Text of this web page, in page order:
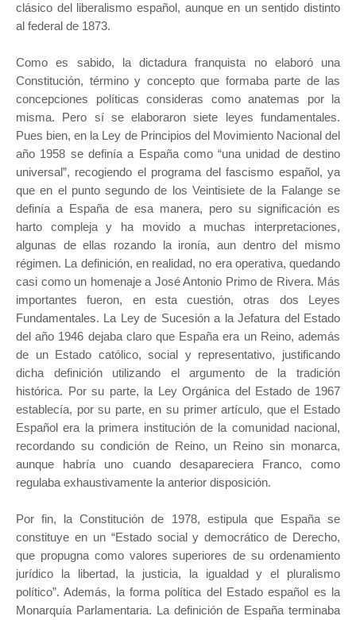
clásico del liberalismo español, aunque en un sentido distinto
al federal de 1873.
Como es sabido, la dictadura franquista no elaboró una
Constitución, término y concepto que formaba parte de las
concepciones políticas consideras como anatemas por la
misma. Pero sí se elaboraron siete leyes fundamentales.
Pues bien, en la Ley de Principios del Movimiento Nacional del
año 1958 se definía a España como “una unidad de destino
universal”, recogiendo el programa del fascismo español, ya
que en el punto segundo de los Veintisiete de la Falange se
definía a España de esa manera, pero su significación es
harto compleja y ha movido a muchas interpretaciones,
algunas de ellas rozando la ironía, aun dentro del mismo
régimen. La definición, en realidad, no era operativa, quedando
casi como un homenaje a José Antonio Primo de Rivera. Más
importantes fueron, en esta cuestión, otras dos Leyes
Fundamentales. La Ley de Sucesión a la Jefatura del Estado
del año 1946 dejaba claro que España era un Reino, además
de un Estado católico, social y representativo, justificando
dicha definición utilizando el argumento de la tradición
histórica. Por su parte, la Ley Orgánica del Estado de 1967
establecía, por su parte, en su primer artículo, que el Estado
Español era la primera institución de la comunidad nacional,
recordando su condición de Reino, un Reino sin monarca,
aunque habría uno cuando desapareciera Franco, como
regulaba exhaustivamente la anterior disposición.
Por fin, la Constitución de 1978, estipula que España se
constituye en un “Estado social y democrático de Derecho,
que propugna como valores superiores de su ordenamiento
jurídico la libertad, la justicia, la igualdad y el pluralismo
político”. Además, la forma política del Estado español es la
Monarquía Parlamentaria. La definición de España terminaba